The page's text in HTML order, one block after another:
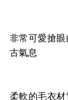
非常可愛搶
古氣息
柔軟的毛衣